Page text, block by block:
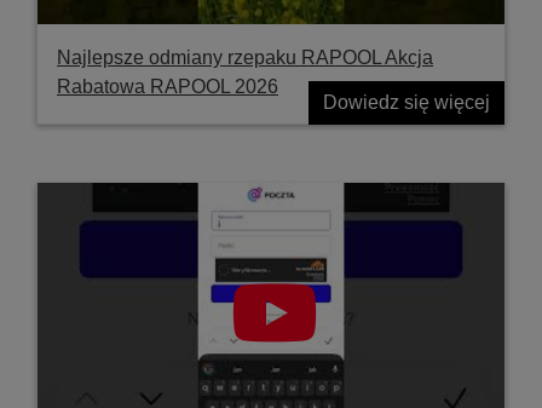
Najlepsze odmiany rzepaku RAPOOL Akcja
Rabatowa RAPOOL 2026
Dowiedz się więcej